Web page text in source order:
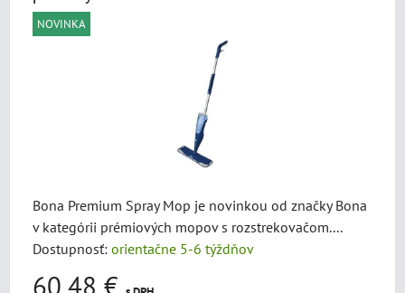
NOVINKA
Bona Premium Spray Mop je novinkou od značky Bona
v kategórii prémiových mopov s rozstrekovačom....
Dostupnosť: orientačne 5-6 týždňov
60,48 €